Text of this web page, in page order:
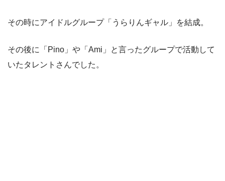
その時にアイドルグループ「うらりんギャル」を結成。
その後に「Pino」や「Ami」と言ったグループで活動して
いたタレントさんでした。